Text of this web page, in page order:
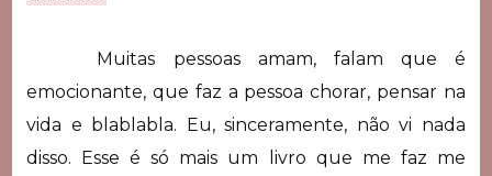
Muitas pessoas amam, falam que é
emocionante, que faz a pessoa chorar, pensar na
vida e blablabla. Eu, sinceramente, não vi nada
disso. Esse é só mais um livro que me faz me